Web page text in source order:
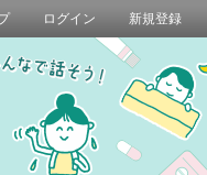
ログイン 新規登録